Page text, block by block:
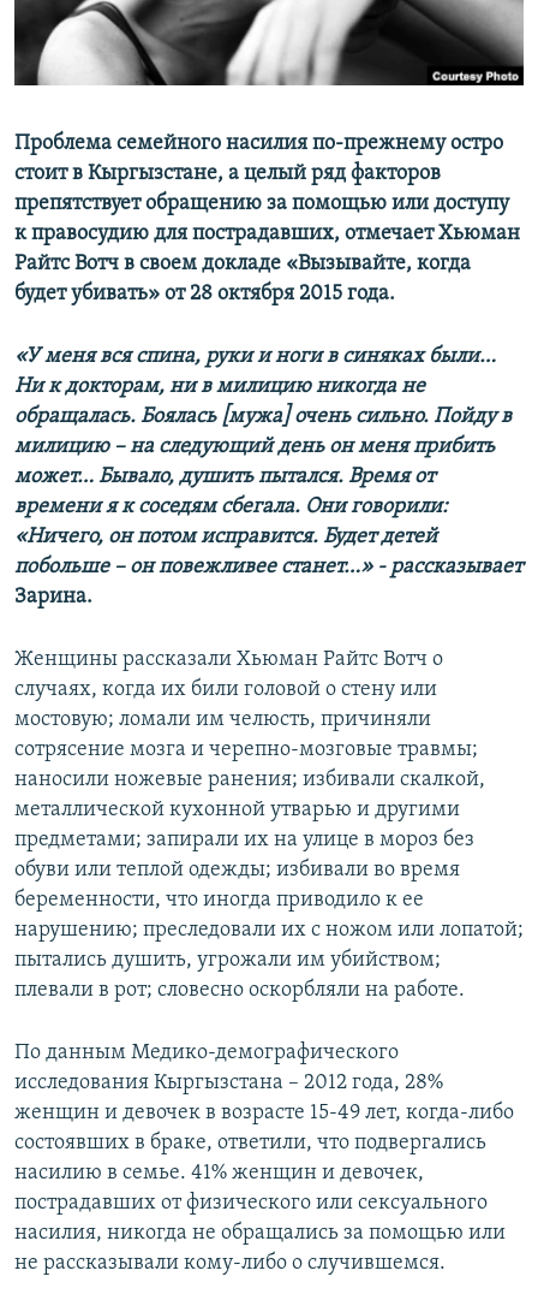
Проблема семейного насилия по-прежнему остро
стоит в Кыргызстане, а целый ряд факторов
препятствует обращению за помощью или доступу
к правосудию для пострадавших, отмечает Хьюман
Райтс Вотч в своем докладе «Вызывайте, когда
будет убивать» от 28 октября 2015 года.
«У меня вся спина, руки и ноги в синяках были…
Ни к докторам, ни в милицию никогда не
обращалась. Боялась [мужа] очень сильно. Пойду в
милицию – на следующий день он меня прибить
может… Бывало, душить пытался. Время от
времени я к соседям сбегала. Они говорили:
«Ничего, он потом исправится. Будет детей
побольше – он повежливее станет…» - рассказывает
Зарина.
Женщины рассказали Хьюман Райтс Вотч о
случаях, когда их били головой о стену или
мостовую; ломали им челюсть, причиняли
сотрясение мозга и черепно-мозговые травмы;
наносили ножевые ранения; избивали скалкой,
металлической кухонной утварью и другими
предметами; запирали их на улице в мороз без
обуви или теплой одежды; избивали во время
беременности, что иногда приводило к ее
нарушению; преследовали их с ножом или лопатой;
пытались душить, угрожали им убийством;
плевали в рот; словесно оскорбляли на работе.
По данным Медико-демографического
исследования Кыргызстана – 2012 года, 28%
женщин и девочек в возрасте 15-49 лет, когда-либо
состоявших в браке, ответили, что подвергались
насилию в семье. 41% женщин и девочек,
пострадавших от физического или сексуального
насилия, никогда не обращались за помощью или
не рассказывали кому-либо о случившемся.